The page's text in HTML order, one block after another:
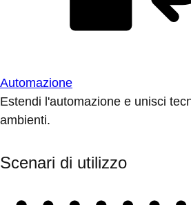
Automazione
Estendi l'automazione e unisci
ambienti.
Scenari di utilizzo